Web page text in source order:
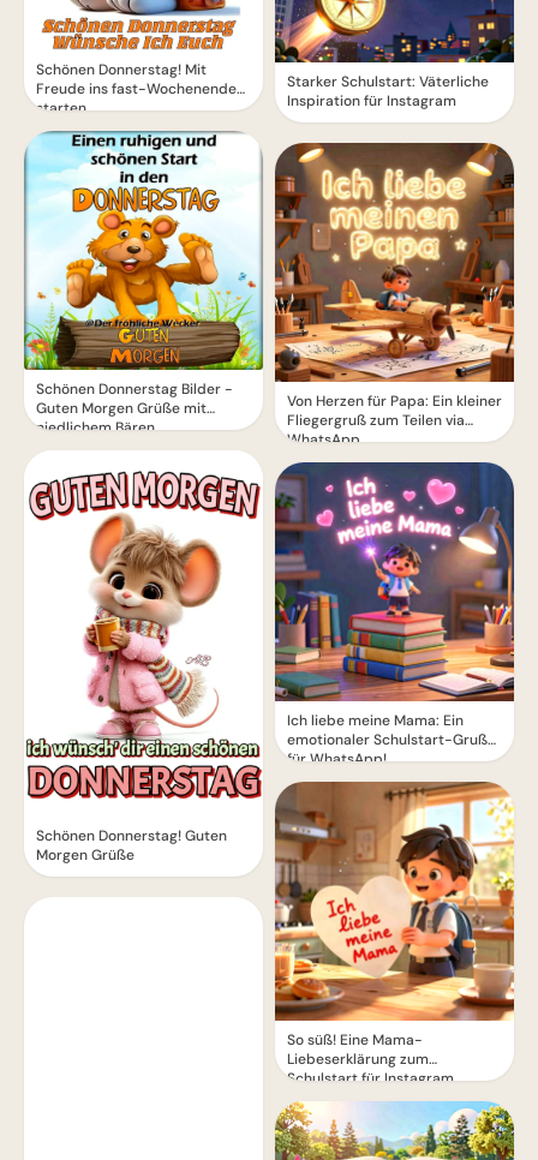
Schönen Donnerstag! Mit
Freude ins fast-Wochenende
starten.
Schönen Donnerstag Bilder -
Guten Morgen Grüße mit
niedlichem Bären
Schönen Donnerstag! Guten
Morgen Grüße
Starker Schulstart: Väterliche
Inspiration für Instagram
Von Herzen für Papa: Ein kleiner
Fliegergruß zum Teilen via
WhatsApp
Ich liebe meine Mama: Ein
emotionaler Schulstart-Gruß
für WhatsApp!
So süß! Eine Mama-
Liebeserklärung zum
Schulstart für Instagram